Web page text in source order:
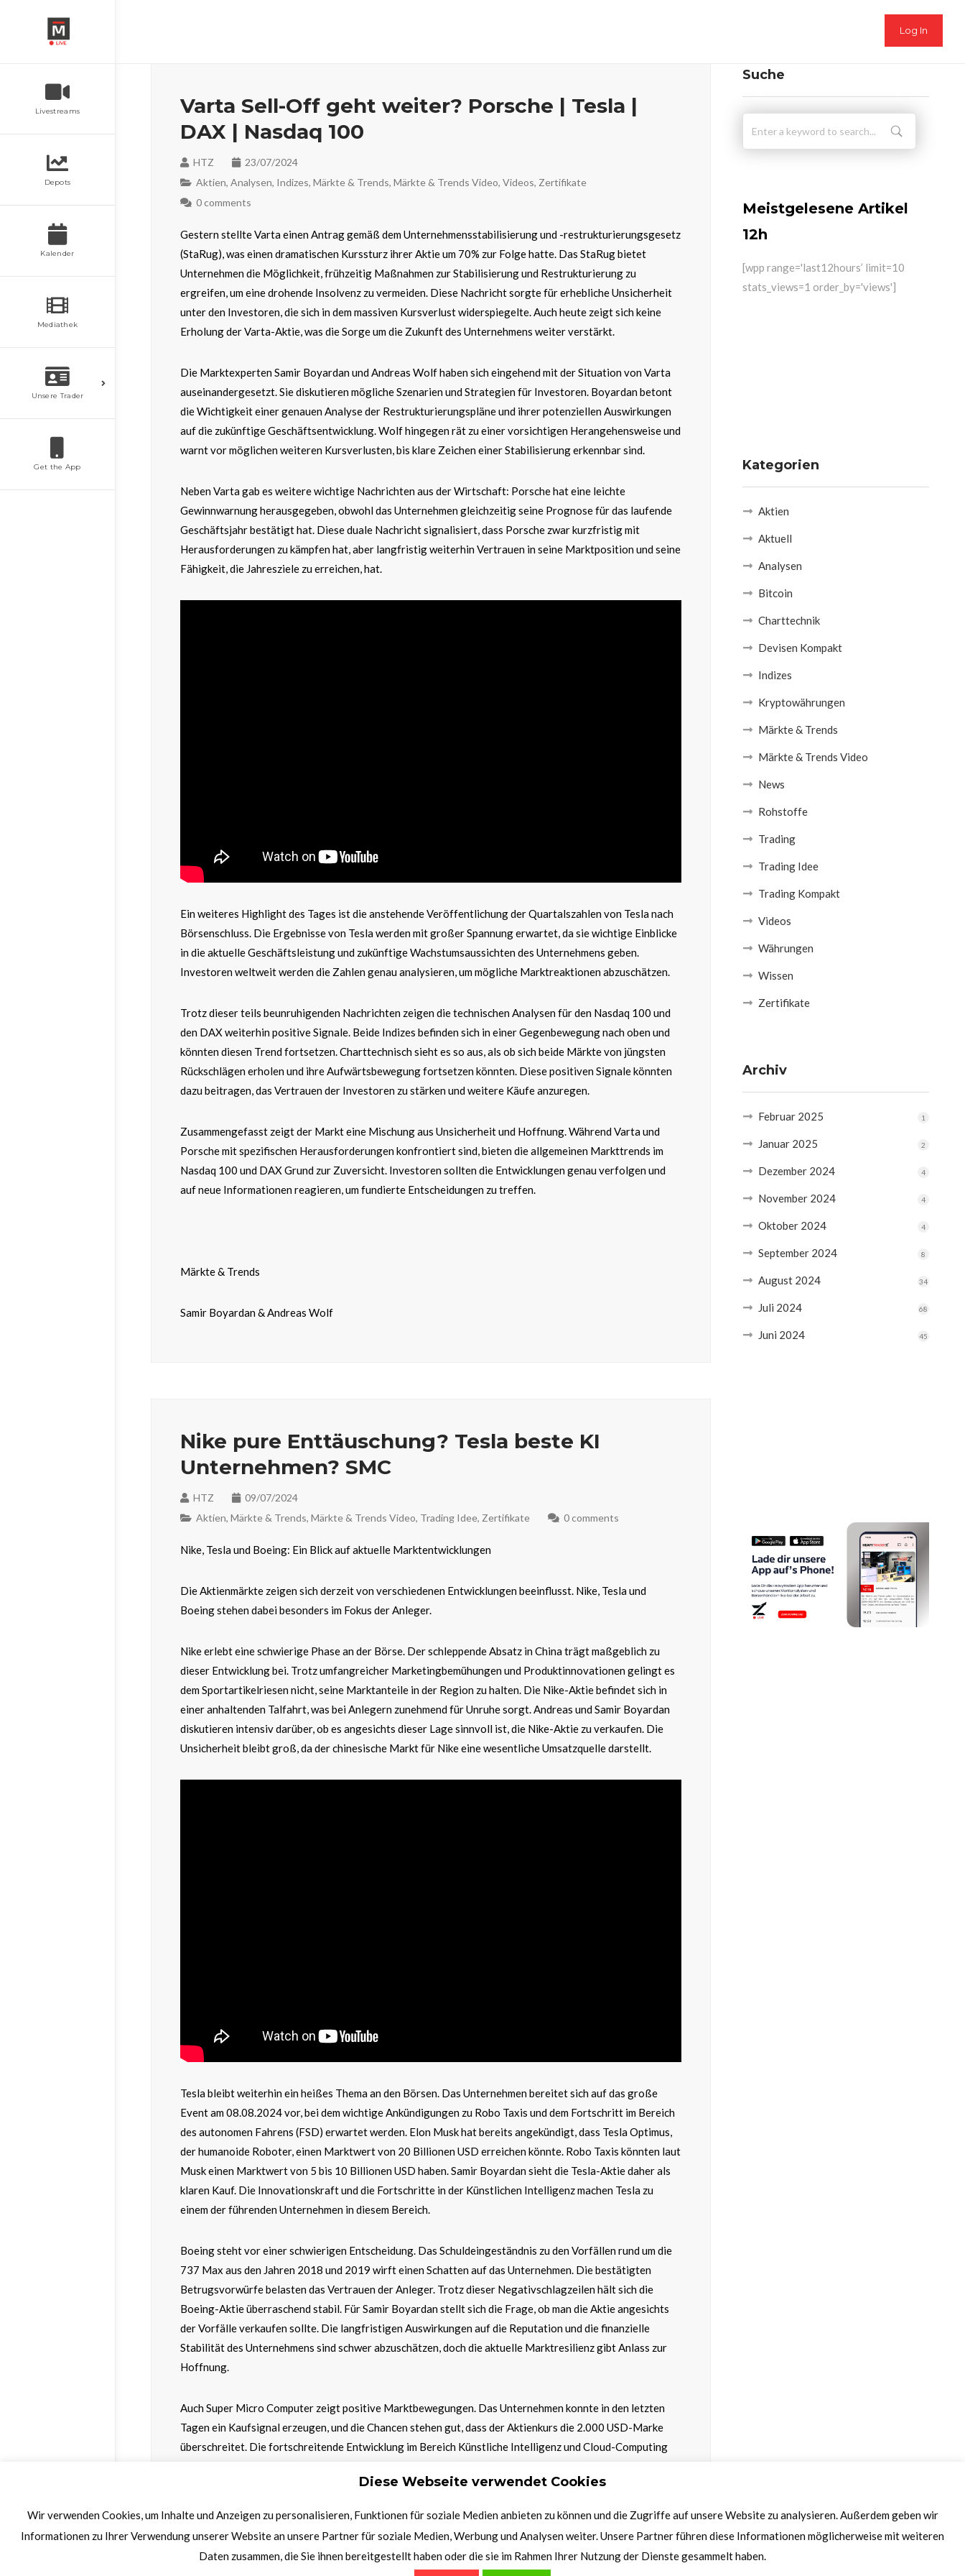
Log In
Livestreams
Depots
Kalender
Mediathek
Unsere Trader
Get the App
Varta Sell-Off geht weiter? Porsche | Tesla |
DAX | Nasdaq 100
HTZ
23/07/2024
Aktien, Analysen, Indizes, Märkte & Trends, Märkte & Trends Video, Videos, Zertifikate
0 comments
Gestern stellte Varta einen Antrag gemäß dem Unternehmensstabilisierung und -restrukturierungsgesetz
(StaRug), was einen dramatischen Kurssturz ihrer Aktie um 70% zur Folge hatte. Das StaRug bietet
Unternehmen die Möglichkeit, frühzeitig Maßnahmen zur Stabilisierung und Restrukturierung zu
ergreifen, um eine drohende Insolvenz zu vermeiden. Diese Nachricht sorgte für erhebliche Unsicherheit
unter den Investoren, die sich in dem massiven Kursverlust widerspiegelte. Auch heute zeigt sich keine
Erholung der Varta-Aktie, was die Sorge um die Zukunft des Unternehmens weiter verstärkt.
Die Marktexperten Samir Boyardan und Andreas Wolf haben sich eingehend mit der Situation von Varta
auseinandergesetzt. Sie diskutieren mögliche Szenarien und Strategien für Investoren. Boyardan betont
die Wichtigkeit einer genauen Analyse der Restrukturierungspläne und ihrer potenziellen Auswirkungen
auf die zukünftige Geschäftsentwicklung. Wolf hingegen rät zu einer vorsichtigen Herangehensweise und
warnt vor möglichen weiteren Kursverlusten, bis klare Zeichen einer Stabilisierung erkennbar sind.
Neben Varta gab es weitere wichtige Nachrichten aus der Wirtschaft: Porsche hat eine leichte
Gewinnwarnung herausgegeben, obwohl das Unternehmen gleichzeitig seine Prognose für das laufende
Geschäftsjahr bestätigt hat. Diese duale Nachricht signalisiert, dass Porsche zwar kurzfristig mit
Herausforderungen zu kämpfen hat, aber langfristig weiterhin Vertrauen in seine Marktposition und seine
Fähigkeit, die Jahresziele zu erreichen, hat.
Ein weiteres Highlight des Tages ist die anstehende Veröffentlichung der Quartalszahlen von Tesla nach
Börsenschluss. Die Ergebnisse von Tesla werden mit großer Spannung erwartet, da sie wichtige Einblicke
in die aktuelle Geschäftsleistung und zukünftige Wachstumsaussichten des Unternehmens geben.
Investoren weltweit werden die Zahlen genau analysieren, um mögliche Marktreaktionen abzuschätzen.
Trotz dieser teils beunruhigenden Nachrichten zeigen die technischen Analysen für den Nasdaq 100 und
den DAX weiterhin positive Signale. Beide Indizes befinden sich in einer Gegenbewegung nach oben und
könnten diesen Trend fortsetzen. Charttechnisch sieht es so aus, als ob sich beide Märkte von jüngsten
Rückschlägen erholen und ihre Aufwärtsbewegung fortsetzen könnten. Diese positiven Signale könnten
dazu beitragen, das Vertrauen der Investoren zu stärken und weitere Käufe anzuregen.
Zusammengefasst zeigt der Markt eine Mischung aus Unsicherheit und Hoffnung. Während Varta und
Porsche mit spezifischen Herausforderungen konfrontiert sind, bieten die allgemeinen Markttrends im
Nasdaq 100 und DAX Grund zur Zuversicht. Investoren sollten die Entwicklungen genau verfolgen und
auf neue Informationen reagieren, um fundierte Entscheidungen zu treffen.
Märkte & Trends
Samir Boyardan & Andreas Wolf
Nike pure Enttäuschung? Tesla beste KI
Unternehmen? SMC
HTZ
09/07/2024
Aktien, Märkte & Trends, Märkte & Trends Video, Trading Idee, Zertifikate 0 comments
Nike, Tesla und Boeing: Ein Blick auf aktuelle Marktentwicklungen
Die Aktienmärkte zeigen sich derzeit von verschiedenen Entwicklungen beeinflusst. Nike, Tesla und
Boeing stehen dabei besonders im Fokus der Anleger.
Nike erlebt eine schwierige Phase an der Börse. Der schleppende Absatz in China trägt maßgeblich zu
dieser Entwicklung bei. Trotz umfangreicher Marketingbemühungen und Produktinnovationen gelingt es
dem Sportartikelriesen nicht, seine Marktanteile in der Region zu halten. Die Nike-Aktie befindet sich in
einer anhaltenden Talfahrt, was bei Anlegern zunehmend für Unruhe sorgt. Andreas und Samir Boyardan
diskutieren intensiv darüber, ob es angesichts dieser Lage sinnvoll ist, die Nike-Aktie zu verkaufen. Die
Unsicherheit bleibt groß, da der chinesische Markt für Nike eine wesentliche Umsatzquelle darstellt.
Tesla bleibt weiterhin ein heißes Thema an den Börsen. Das Unternehmen bereitet sich auf das große
Event am 08.08.2024 vor, bei dem wichtige Ankündigungen zu Robo Taxis und dem Fortschritt im Bereich
des autonomen Fahrens (FSD) erwartet werden. Elon Musk hat bereits angekündigt, dass Tesla Optimus,
der humanoide Roboter, einen Marktwert von 20 Billionen USD erreichen könnte. Robo Taxis könnten laut
Musk einen Marktwert von 5 bis 10 Billionen USD haben. Samir Boyardan sieht die Tesla-Aktie daher als
klaren Kauf. Die Innovationskraft und die Fortschritte in der Künstlichen Intelligenz machen Tesla zu
einem der führenden Unternehmen in diesem Bereich.
Boeing steht vor einer schwierigen Entscheidung. Das Schuldeingeständnis zu den Vorfällen rund um die
737 Max aus den Jahren 2018 und 2019 wirft einen Schatten auf das Unternehmen. Die bestätigten
Betrugsvorwürfe belasten das Vertrauen der Anleger. Trotz dieser Negativschlagzeilen hält sich die
Boeing-Aktie überraschend stabil. Für Samir Boyardan stellt sich die Frage, ob man die Aktie angesichts
der Vorfälle verkaufen sollte. Die langfristigen Auswirkungen auf die Reputation und die finanzielle
Stabilität des Unternehmens sind schwer abzuschätzen, doch die aktuelle Marktresilienz gibt Anlass zur
Hoffnung.
Auch Super Micro Computer zeigt positive Marktbewegungen. Das Unternehmen konnte in den letzten
Tagen ein Kaufsignal erzeugen, und die Chancen stehen gut, dass der Aktienkurs die 2.000 USD-Marke
überschreitet. Die fortschreitende Entwicklung im Bereich Künstliche Intelligenz und Cloud-Computing
innovativen Lösungen bleibt ungebrochen, was sich positiv auf die Geschäftsentwicklung auswirkt.
Suche
Meistgelesene Artikel
12h
[wpp range='last12hours’ limit=10
stats_views=1 order_by='views']
Kategorien
Aktien
Aktuell
Analysen
Bitcoin
Charttechnik
Devisen Kompakt
Indizes
Kryptowährungen
Märkte & Trends
Märkte & Trends Video
News
Rohstoffe
Trading
Trading Idee
Trading Kompakt
Videos
Währungen
Wissen
Zertifikate
Archiv
Februar 2025 1
Januar 2025 2
Dezember 2024 4
November 2024 4
Oktober 2024 4
September 2024 8
August 2024 34
Juli 2024 68
Juni 2024 45
Diese Webseite verwendet Cookies
Wir verwenden Cookies, um Inhalte und Anzeigen zu personalisieren, Funktionen für soziale Medien anbieten zu können und die Zugriffe auf unsere Website zu analysieren. Außerdem geben wir
Informationen zu Ihrer Verwendung unserer Website an unsere Partner für soziale Medien, Werbung und Analysen weiter. Unsere Partner führen diese Informationen möglicherweise mit weiteren
Daten zusammen, die Sie ihnen bereitgestellt haben oder die sie im Rahmen Ihrer Nutzung der Dienste gesammelt haben.